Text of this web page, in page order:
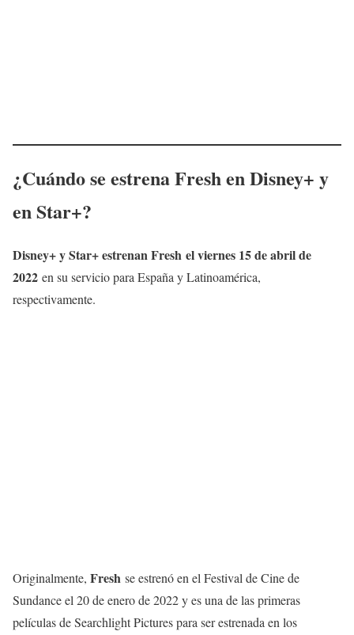
¿Cuándo se estrenaFreshen Disney+ y
en Star+?
Disney+ y Star+estrenanFresh el viernes 15 de abril de
2022 en su servicio para España y Latinoamérica,
respectivamente.
Originalmente, Fresh se estrenó en el Festival de Cine de
Sundance el 20 de enero de 2022 y es una de las primeras
películas de Searchlight Pictures para ser estrenada en los